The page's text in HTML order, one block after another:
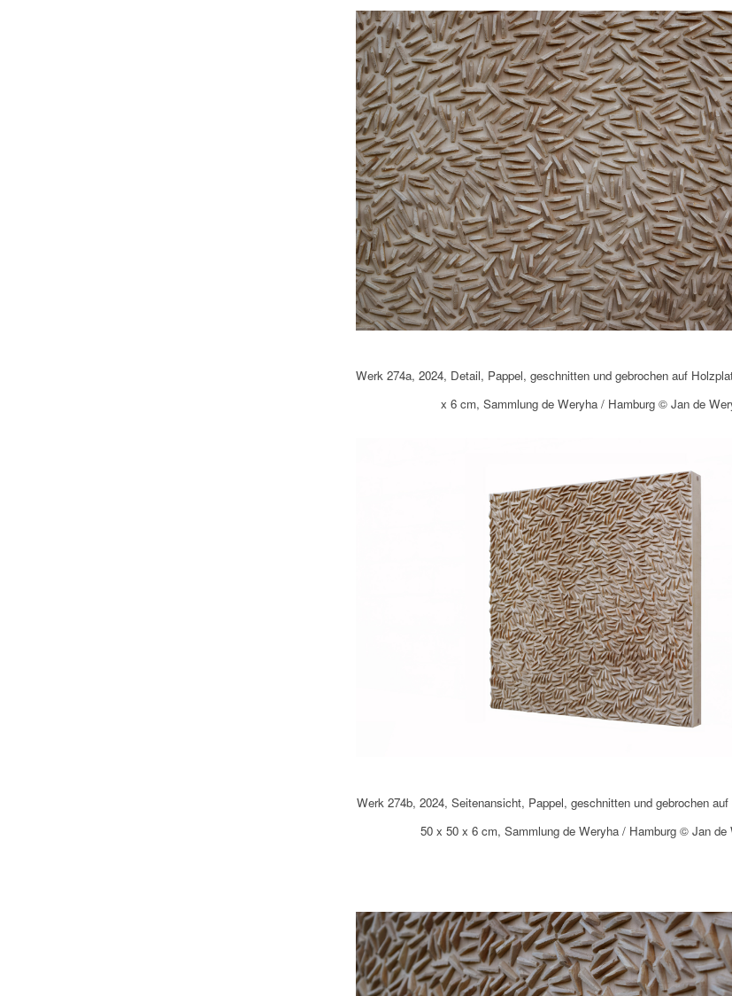
Werk 274a, 2024, Detail, Pappel, geschnitten und gebrochen auf
x 6 cm, Sammlung de Weryha / Hamburg © Jan de
Werk 274b, 2024, Seitenansicht, Pappel, geschnitten und gebrochen
50 x 50 x 6 cm, Sammlung de Weryha / Hamburg © Jan de